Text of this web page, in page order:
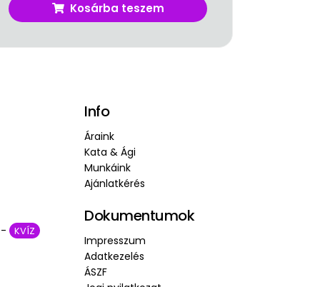
Kosárba teszem
KVÍZ
Info
Áraink
Kata & Ági
Munkáink
Ajánlatkérés
Dokumentumok
Impresszum
Adatkezelés
ÁSZF